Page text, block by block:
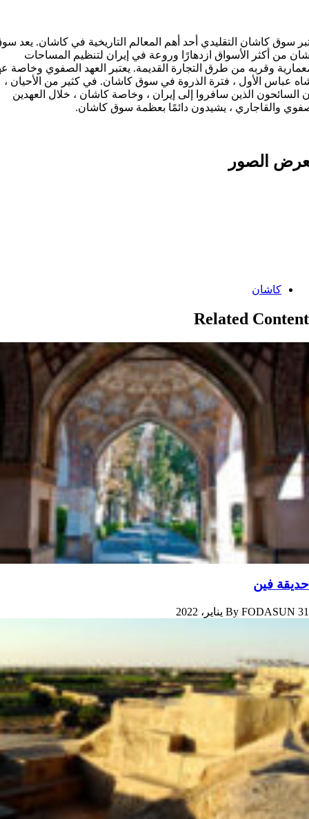
سوق كاشان التقليدي أحد أهم المعالم التاريخية في كاشان. يعد
من أكثر الأسواق ازدهارًا وروعة في إيران لتنظيم المساحات
وقربه من طرق التجارة القديمة. یعتبر العهد الصفوي وخاصة
عباس الأول ، فترة الذروة في سوق كاشان. في كثير من الأحيان ،
السائحون الذين سافروا إلى إيران ، وخاصة كاشان ، خلال العهدین
والقاجاري ، يشيدون دائمًا بعظمة سوق كاشان.
الصور
Categories:
کاشان
Related Content
حديقة فين
By FODASUN 31 يناير، 2022